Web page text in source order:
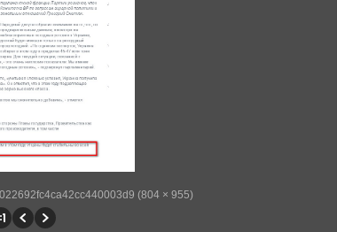
(804 × 955)